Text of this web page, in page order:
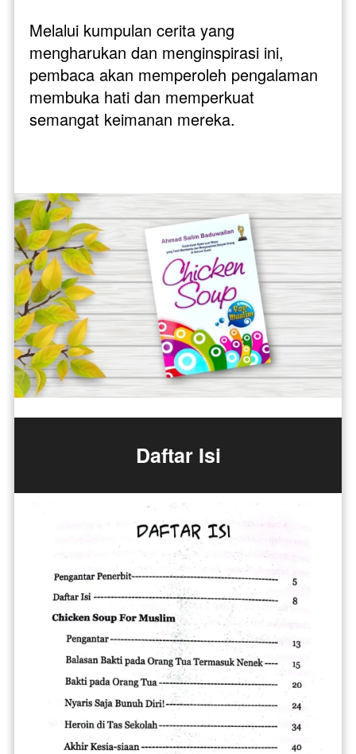
Melalui kumpulan cerita yang
mengharukan dan menginspirasi ini,
pembaca akan memperoleh pengalaman
membuka hati dan memperkuat
semangat keimanan mereka.
Daftar Isi